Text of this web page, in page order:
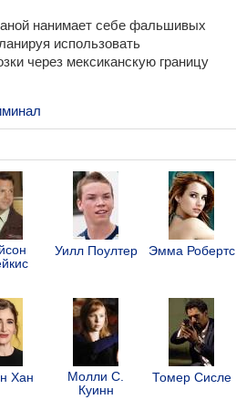
нанимает себе фальшивых
использовать
через мексиканскую границу
Уилл Поултер Эмма Робертс
Хан
Молли С.
Куинн
Томер Сисле